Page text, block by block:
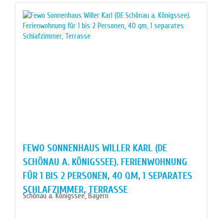
FEWO SONNENHAUS WILLER KARL (DE
SCHÖNAU A. KÖNIGSSEE). FERIENWOHNUNG
FÜR 1 BIS 2 PERSONEN, 40 QM, 1 SEPARATES
SCHLAFZIMMER, TERRASSE
Schönau a. Königssee, Bayern